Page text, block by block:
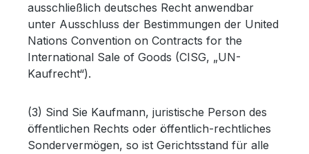
ausschließlich deutsches Recht anwendbar
unter Ausschluss der Bestimmungen der United
Nations Convention on Contracts for the
International Sale of Goods (CISG, „UN-
Kaufrecht“).
(3) Sind Sie Kaufmann, juristische Person des
öffentlichen Rechts oder öffentlich-rechtliches
Sondervermögen, so ist Gerichtsstand für alle